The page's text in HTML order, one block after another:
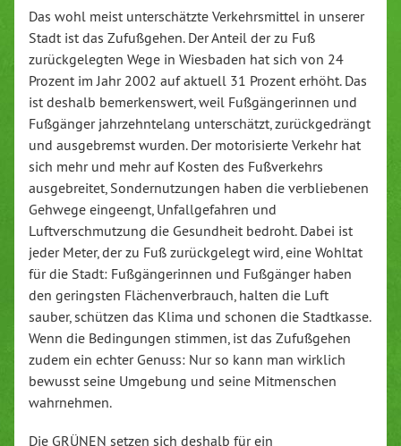
Das wohl meist unterschätzte Verkehrsmittel in unserer
Stadt ist das Zufußgehen. Der Anteil der zu Fuß
zurückgelegten Wege in Wiesbaden hat sich von 24
Prozent im Jahr 2002 auf aktuell 31 Prozent erhöht. Das
ist deshalb bemerkenswert, weil Fußgängerinnen und
Fußgänger jahrzehntelang unterschätzt, zurückgedrängt
und ausgebremst wurden. Der motorisierte Verkehr hat
sich mehr und mehr auf Kosten des Fußverkehrs
ausgebreitet, Sondernutzungen haben die verbliebenen
Gehwege eingeengt, Unfallgefahren und
Luftverschmutzung die Gesundheit bedroht. Dabei ist
jeder Meter, der zu Fuß zurückgelegt wird, eine Wohltat
für die Stadt: Fußgängerinnen und Fußgänger haben
den geringsten Flächenverbrauch, halten die Luft
sauber, schützen das Klima und schonen die Stadtkasse.
Wenn die Bedingungen stimmen, ist das Zufußgehen
zudem ein echter Genuss: Nur so kann man wirklich
bewusst seine Umgebung und seine Mitmenschen
wahrnehmen.
Die GRÜNEN setzen sich deshalb für ein